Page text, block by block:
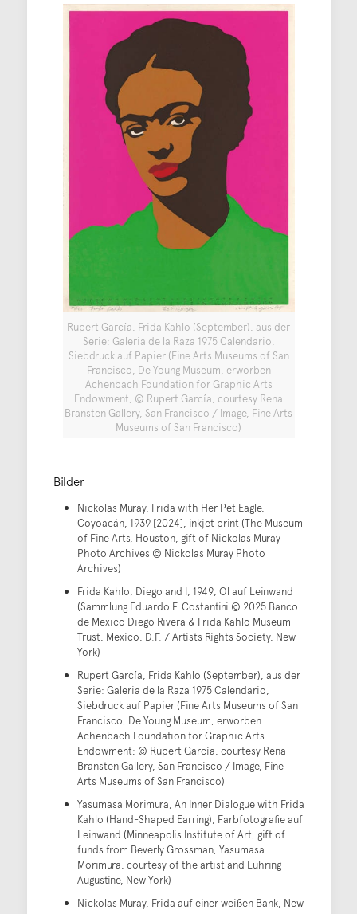
Rupert García, Frida Kahlo (September), aus der
Serie: Galeria de la Raza 1975 Calendario,
Siebdruck auf Papier (Fine Arts Museums of San
Francisco, De Young Museum, erworben
Achenbach Foundation for Graphic Arts
Endowment; © Rupert García, courtesy Rena
Bransten Gallery, San Francisco / Image, Fine Arts
Museums of San Francisco)
Bilder
Nickolas Muray, Frida with Her Pet Eagle,
Coyoacán, 1939 [2024], inkjet print (The Museum
of Fine Arts, Houston, gift of Nickolas Muray
Photo Archives © Nickolas Muray Photo
Archives)
Frida Kahlo, Diego and I, 1949, Öl auf Leinwand
(Sammlung Eduardo F. Costantini © 2025 Banco
de Mexico Diego Rivera & Frida Kahlo Museum
Trust, Mexico, D.F. / Artists Rights Society, New
York)
Rupert García, Frida Kahlo (September), aus der
Serie: Galeria de la Raza 1975 Calendario,
Siebdruck auf Papier (Fine Arts Museums of San
Francisco, De Young Museum, erworben
Achenbach Foundation for Graphic Arts
Endowment; © Rupert García, courtesy Rena
Bransten Gallery, San Francisco / Image, Fine
Arts Museums of San Francisco)
Yasumasa Morimura, An Inner Dialogue with Frida
Kahlo (Hand-Shaped Earring), Farbfotografie auf
Leinwand (Minneapolis Institute of Art, gift of
funds from Beverly Grossman, Yasumasa
Morimura, courtesy of the artist and Luhring
Augustine, New York)
Nickolas Muray, Frida auf einer weißen Bank, New